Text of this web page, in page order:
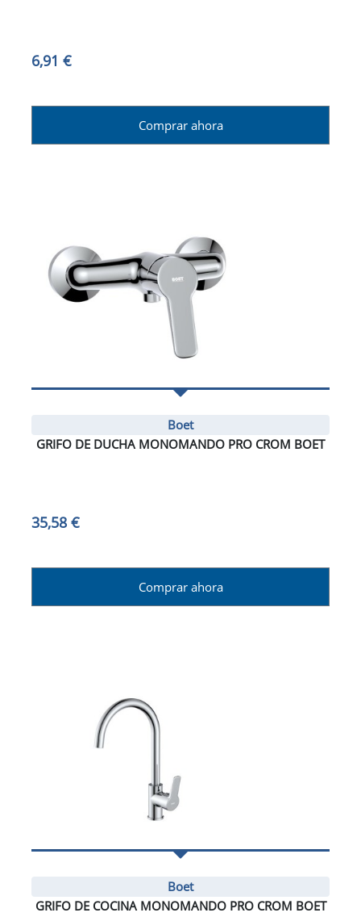
6,91 €
Comprar ahora
Boet
GRIFO DE DUCHA MONOMANDO PRO CROM BOET
35,58 €
Comprar ahora
Boet
GRIFO DE COCINA MONOMANDO PRO CROM BOET